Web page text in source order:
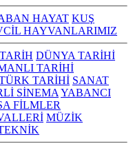
HAYAT KUŞ
HAYVANLARIMIZ
TARİH DÜNYA TARİHİ
TARİHİ
TARİHİ SANAT
SİNEMA YABANCI
FİLMLER
MÜZİK